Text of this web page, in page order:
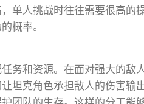
单人挑战时往往需要很高的
概率。
务和资源。在面对强大的敌
坦克角色承担敌人的伤害输
团队的生存。这样的分工能